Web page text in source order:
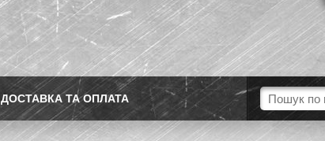
ДОСТАВКА ТА ОПЛАТА